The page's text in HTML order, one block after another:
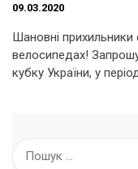
09.03.2020
Шановні прихильники
велосипедах!
кубку України, у